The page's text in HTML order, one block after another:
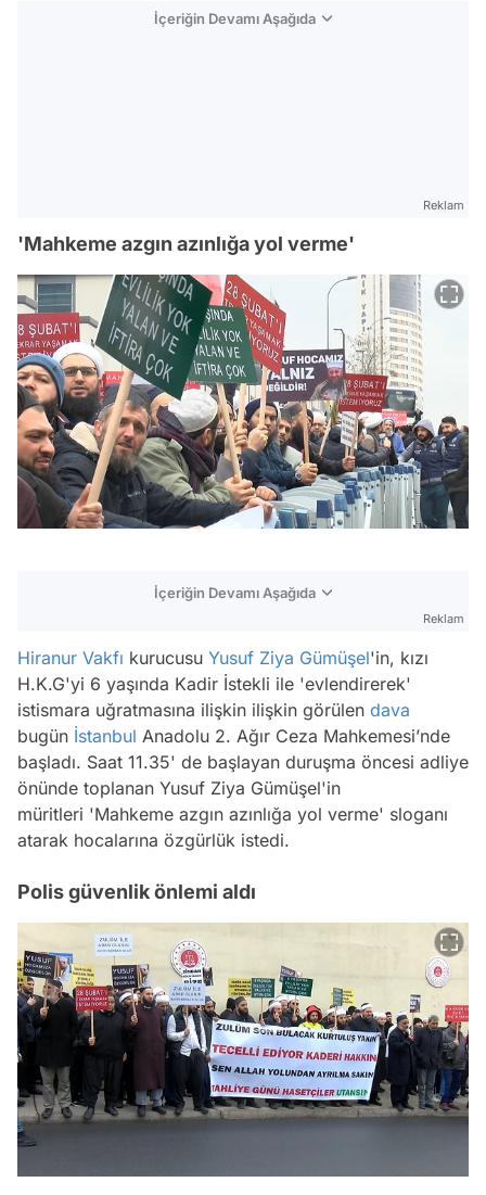
İçeriğin Devamı Aşağıda
Reklam
'Mahkeme azgın azınlığa yol verme'
İçeriğin Devamı Aşağıda
Reklam
Hiranur Vakfı kurucusu Yusuf Ziya Gümüşel'in, kızı
H.K.G'yi 6 yaşında Kadir İstekli ile 'evlendirerek'
istismara uğratmasına ilişkin ilişkin görülen dava
bugün İstanbul Anadolu 2. Ağır Ceza Mahkemesi’nde
başladı. Saat 11.35' de başlayan duruşma öncesi adliye
önünde toplanan Yusuf Ziya Gümüşel'in
müritleri 'Mahkeme azgın azınlığa yol verme' sloganı
atarak hocalarına özgürlük istedi.
Polis güvenlik önlemi aldı